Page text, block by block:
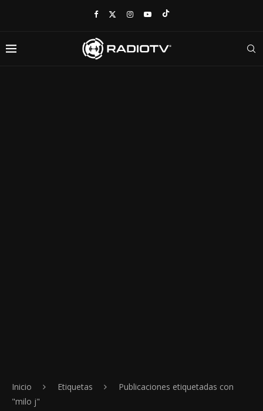
Inicio Etiquetas
Publicaciones etiquetadas con
"milo j"